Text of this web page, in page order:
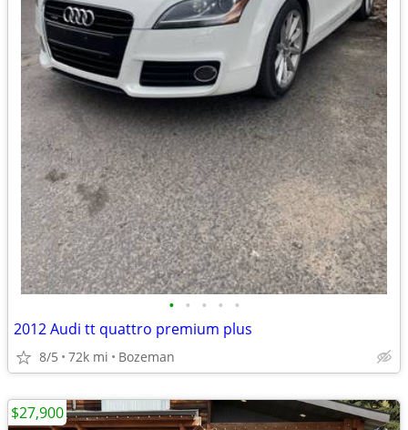
• • • • •
2012 Audi tt quattro premium plus
8/5 72k mi Bozeman
$27,900